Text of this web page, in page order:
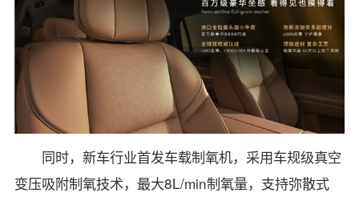
同时，新车行业首发车载制氧机，采用车规级真空
变压吸附制氧技术，最大8L/min制氧量，支持弥散式